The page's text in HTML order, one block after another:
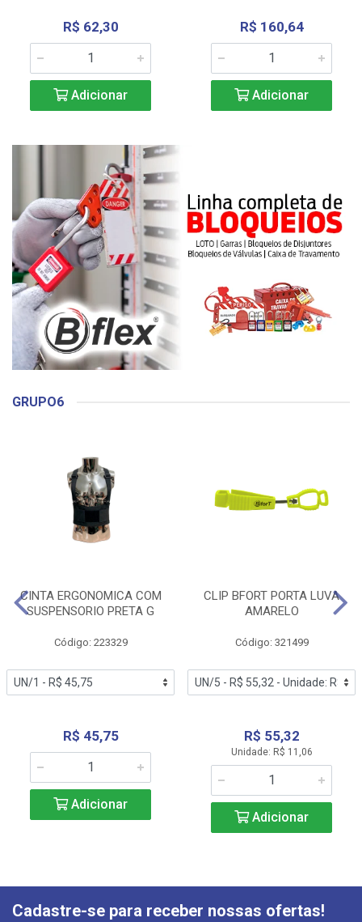
R$ 62,30
Adicionar
R$ 160,64
Adicionar
GRUPO6
CINTA ERGONOMICA COM
SUSPENSORIO PRETA G
Código: 223329
R$ 45,75
Adicionar
CLIP BFORT PORTA LUVA
AMARELO
Código: 321499
R$ 55,32
Unidade: R$ 11,06
Adicionar
Cadastre-se para receber nossas ofertas!